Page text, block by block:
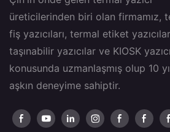
üreticilerinden biri olan firmamız,
fiş yazıcıları, termal etiket
taşınabilir yazıcılar ve KIOSK
konusunda uzmanlaşmış olup 10
aşkın deneyime sahiptir.